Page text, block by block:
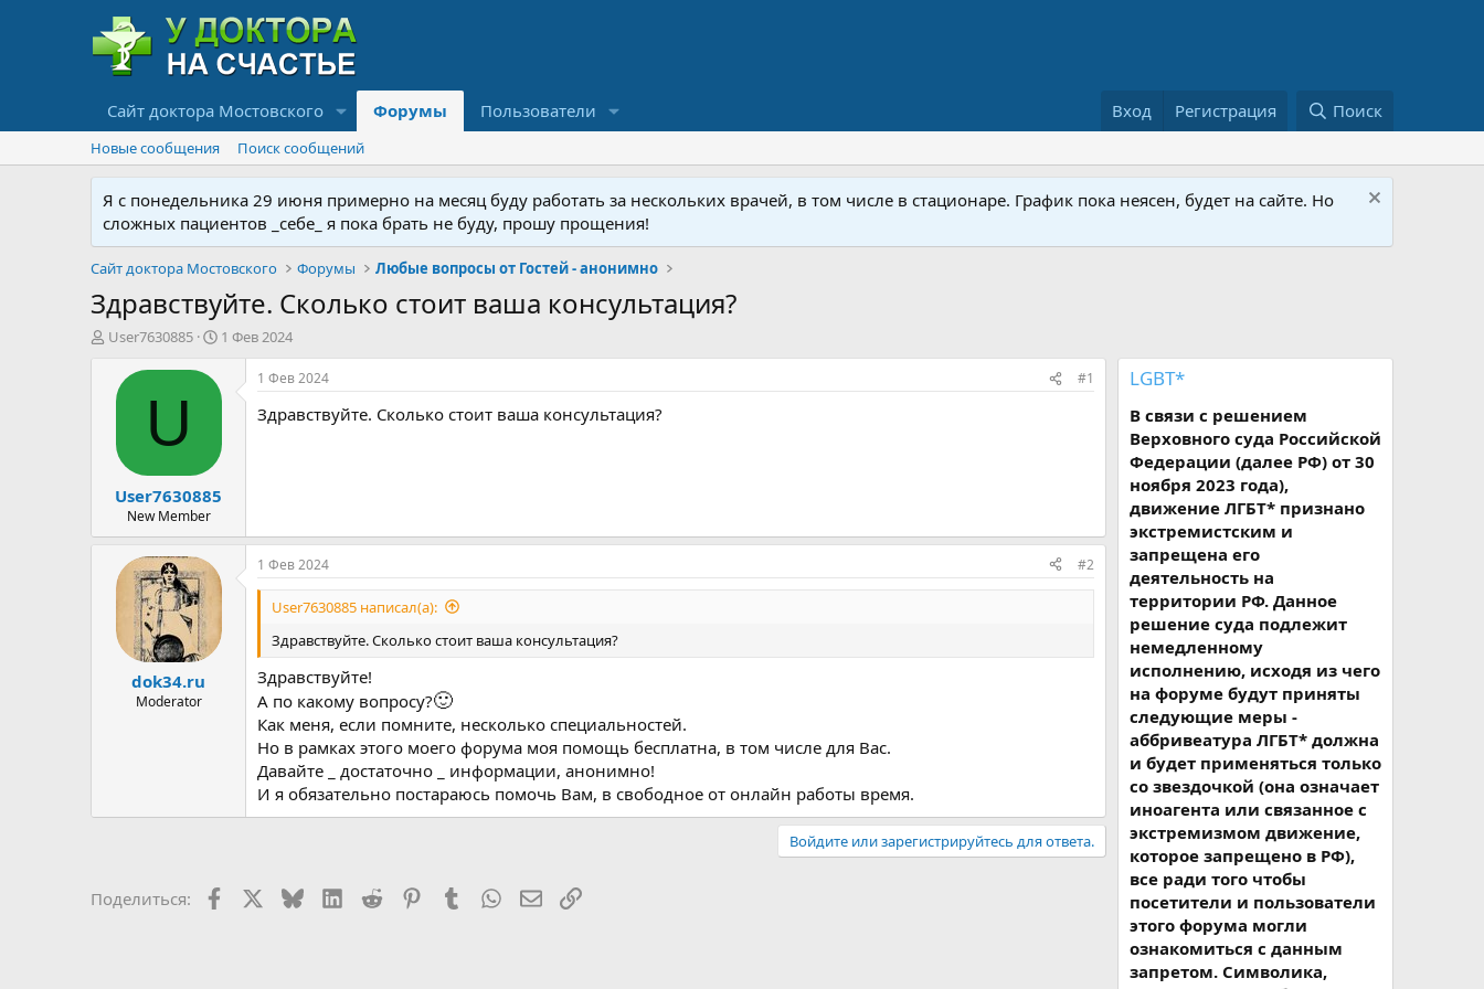
Сайт доктора Мостовского Форумы Пользователи Вход Регистрация Поиск
Новые сообщения Поиск сообщений
Я с понедельника 29 июня примерно на месяц буду работать за нескольких врачей, в том числе в стационаре. График пока неясен, будет на сайте. Но
сложных пациентов _себе_ я пока брать не буду, прошу прощения!
Сайт доктора Мостовского Форумы Любые вопросы от Гостей - анонимно
Здравствуйте. Сколько стоит ваша консультация?
А
ы
User7630885
Д
а
ч
л
1 Фев 2024
U
User7630885
New Member
1 Фев 2024 #1
Здравствуйте. Сколько стоит ваша консультация?
dok34.ru
Moderator
1 Фев 2024 #2
User7630885 написал(а):
Здравствуйте. Сколько стоит ваша консультация?
Здравствуйте!
А по какому вопросу?🙂
Как меня, если помните, несколько специальностей.
Но в рамках этого моего форума моя помощь бесплатна, в том числе для Вас.
Давайте _ достаточно _ информации, анонимно!
И я обязательно постараюсь помочь Вам, в свободное от онлайн работы время.
Войдите или зарегистрируйтесь для ответа.
Поделиться: Facebook BlueskyLinkedInReddit PinterestTumblrWhatsAppЭлектронная почта
Ссылка
LGBT*
В связи с решением
Верховного суда Российской
Федерации (далее РФ) от 30
ноября 2023 года),
движение ЛГБТ* признано
экстремистским и
запрещена его
деятельность на
территории РФ. Данное
решение суда подлежит
немедленному
исполнению, исходя из чего
на форуме будут приняты
следующие меры -
аббривеатура ЛГБТ* должна
и будет применяться только
со звездочкой (она означает
иноагента или связанное с
экстремизмом движение,
которое запрещено в РФ),
все ради того чтобы
посетители и пользователи
этого форума могли
ознакомиться с данным
запретом. Символика,